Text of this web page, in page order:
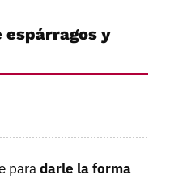
espárragos y
paradarle la forma